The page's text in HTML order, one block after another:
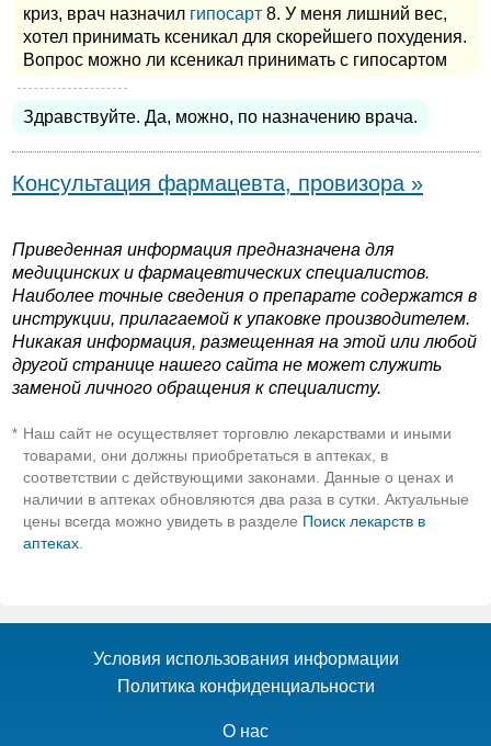
криз, врач назначил гипосарт 8. У меня лишний вес,
хотел принимать ксеникал для скорейшего похудения.
Вопрос можно ли ксеникал принимать с гипосартом
Здравствуйте. Да, можно, по назначению врача.
Консультация фармацевта, провизора »
Приведенная информация предназначена для
медицинских и фармацевтических специалистов.
Наиболее точные сведения о препарате содержатся в
инструкции, прилагаемой к упаковке производителем.
Никакая информация, размещенная на этой или любой
другой странице нашего сайта не может служить
заменой личного обращения к специалисту.
* Наш сайт не осуществляет торговлю лекарствами и иными
товарами, они должны приобретаться в аптеках, в
соответствии с действующими законами. Данные о ценах и
наличии в аптеках обновляются два раза в сутки. Актуальные
цены всегда можно увидеть в разделе Поиск лекарств в
аптеках
Условия использования информации
Политика конфиденциальности
О нас